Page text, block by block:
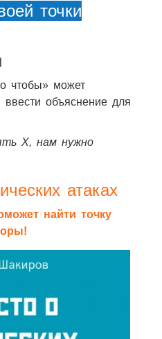
точки
чтобы» может
ввести объяснение для
X, нам нужно
атаках
найти точку